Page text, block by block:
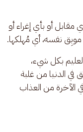
أو بأي إغراء أو
نفسه، أي مُهلكها.
بكل شيء،
في الدنيا من غلبة
الآخرة من العذاب